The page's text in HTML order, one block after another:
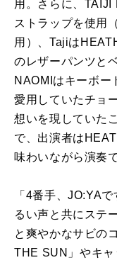
用。さらに、
ストラップを使用
用）、Tajiは
のレザーパンツと
NAOMIはキーボ
愛用していたチョ
想いを現していた
で、出演者は
味わいながら演奏
「4番手、JO:YA
るい声と共にステ
と爽やかなサビの
THE SUN」やキ